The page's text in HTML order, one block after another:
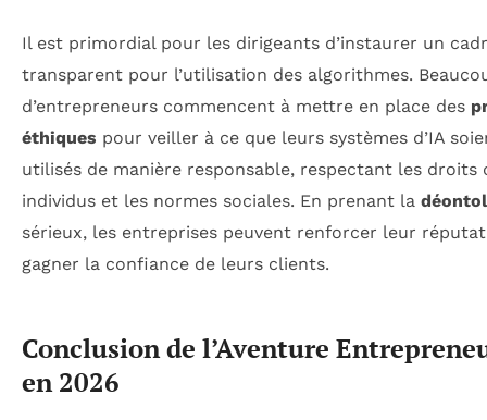
Il est primordial pour les dirigeants d’instaurer un
transparent pour l’utilisation des algorithmes.
d’entrepreneurs commencent à mettre en place des
éthiques pour veiller à ce que leurs systèmes d’IA
utilisés de manière responsable, respectant les droits
individus et les normes sociales. En prenant la
sérieux, les entreprises peuvent renforcer leur
gagner la confiance de leurs clients.
Conclusion de l’Aventure
en 2026